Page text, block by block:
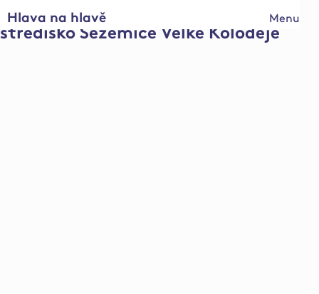
Menu
Hlava na hlavě
středisko Sezemice Velké Koloděje